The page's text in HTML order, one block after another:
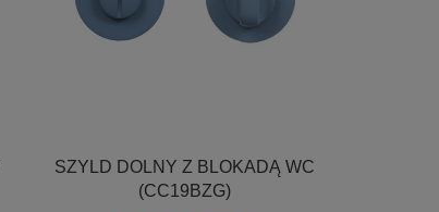
Szybki podgląd
SZYLD DOLNY Z BLOKADĄ WC
(CC19BZG)